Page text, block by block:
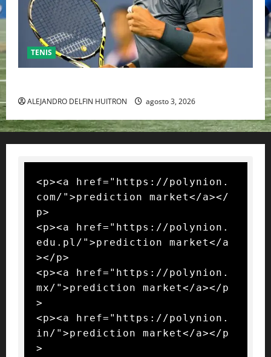
TENIS
ALEJANDRO DELFIN HUITRON agosto 3, 2026
<p><a href="https://polynion.
com/">prediction market</a></
p>
<p><a href="https://polynion.
edu.pl/">prediction market</a
></p>
<p><a href="https://polynion.
mx/">prediction market</a></p
>
<p><a href="https://polynion.
in/">prediction market</a></p
>